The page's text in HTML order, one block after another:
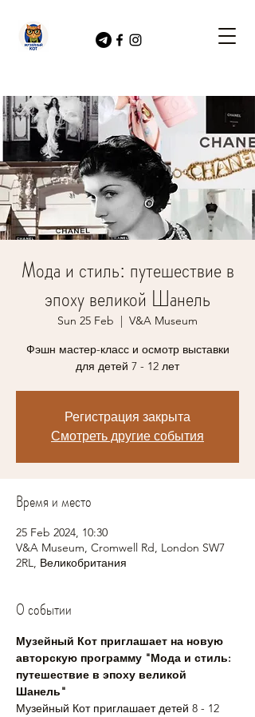
Мода и стиль: путешествие в
эпоху великой Шанель
Sun 25 Feb
  |
V&A Museum
Фэшн мастер-класс и осмотр выставки
для детей 7 - 12 лет
Регистрация закрыта
Смотреть другие события
Время и место
25 Feb 2024, 10:30
V&A Museum, Cromwell Rd, London SW7
2RL, Великобритания
О событии
Музейный Кот приглашает на новую
авторскую программу "Мода и стиль:
путешествие в эпоху великой
Шанель"
Музейный Кот приглашает детей 8 - 12